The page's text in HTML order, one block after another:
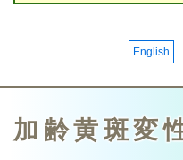
English
加齢黄斑変